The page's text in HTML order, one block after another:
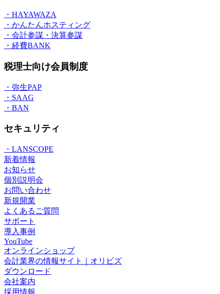
・HAYAWAZA
・かんたんホスティング
・会計参謀・決算参謀
・経費BANK
税理士向け会員制度
・弥生PAP
・SAAG
・BAN
セキュリティ
・LANSCOPE
新着情報
お知らせ
個別説明会
お問い合わせ
新規開業
よくあるご質問
サポート
導入事例
YouTube
オンラインショップ
会計業界の情報サイト｜オリビズ
ダウンロード
会社案内
採用情報